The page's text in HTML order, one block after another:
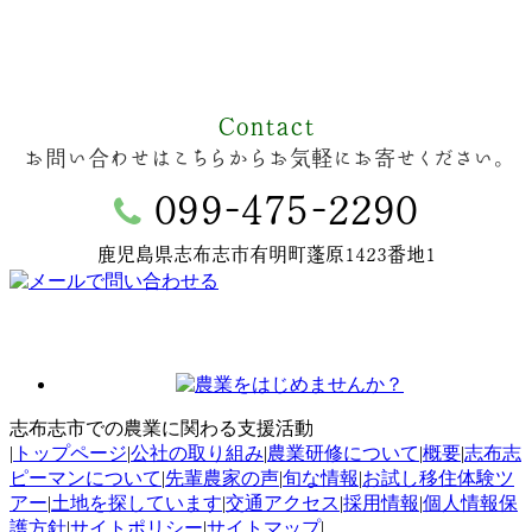
Contact
お問い合わせはこちらからお気軽にお寄せください。
 099-475-2290
鹿児島県志布志市有明町蓬原1423番地1
志布志市での農業に関わる支援活動
| トップページ|公社の取り組み|農業研修について|概要|志布志
ピーマンについて|先輩農家の声|旬な情報|お試し移住体験ツ
アー|土地を探しています|交通アクセス|採用情報|個人情報保
護方針|サイトポリシー|サイトマップ|